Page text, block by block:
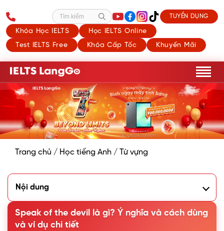
Khóa Học IELTS
Học IELTS Online
Test IELTS Free
Khóa Cấp Tốc Khuyến Mãi
Tìm kiếm TUYỂN DỤNG
Trang chủ / Học tiếng Anh / Từ vựng
Nội dung
1.1. Ý nghĩa của Speak of the devil
1.2. Nguồn gốc của thành ngữ Speak of the devil
Speak of the devil là gì? Ý nghĩa và cách dùng
và ví dụ chi tiết